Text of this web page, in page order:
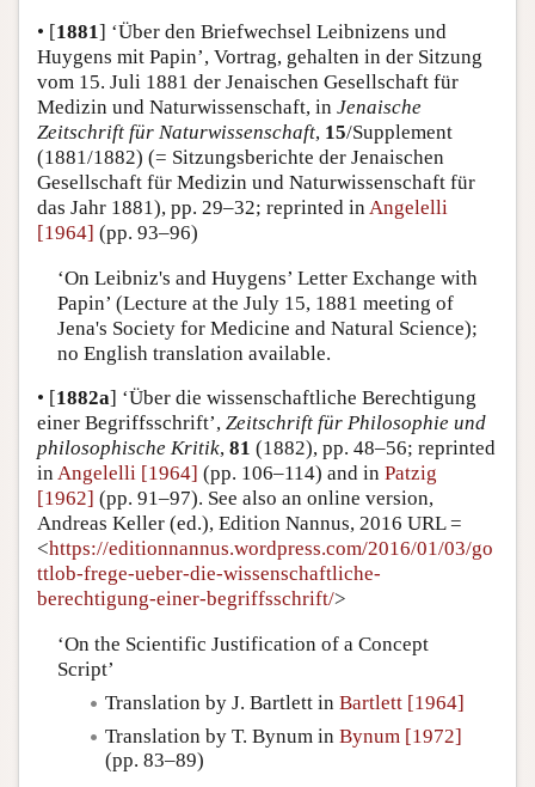
• [1881] ‘Über den Briefwechsel Leibnizens und
Huygens mit Papin’, Vortrag, gehalten in der Sitzung
vom 15. Juli 1881 der Jenaischen Gesellschaft für
Medizin und Naturwissenschaft, in Jenaische
Zeitschrift für Naturwissenschaft, 15/Supplement
(1881/1882) (= Sitzungsberichte der Jenaischen
Gesellschaft für Medizin und Naturwissenschaft für
das Jahr 1881), pp. 29–32; reprinted in Angelelli
[1964] (pp. 93–96)
‘On Leibniz's and Huygens’ Letter Exchange with
Papin’ (Lecture at the July 15, 1881 meeting of
Jena's Society for Medicine and Natural Science);
no English translation available.
• [1882a] ‘Über die wissenschaftliche Berechtigung
einer Begriffsschrift’, Zeitschrift für Philosophie und
philosophische Kritik, 81 (1882), pp. 48–56; reprinted
in Angelelli [1964] (pp. 106–114) and in Patzig
[1962] (pp. 91–97). See also an online version,
Andreas Keller (ed.), Edition Nannus, 2016 URL =
<https://editionnannus.wordpress.com/2016/01/03/go
ttlob-frege-ueber-die-wissenschaftliche-
berechtigung-einer-begriffsschrift/>
‘On the Scientific Justification of a Concept
Script’
Translation by J. Bartlett in Bartlett [1964]
Translation by T. Bynum in Bynum [1972]
(pp. 83–89)